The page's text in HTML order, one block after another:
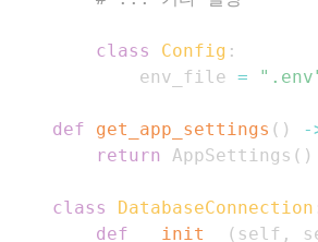
class Config :
        env_file
=
def get_app_settings ( ) -
return
AppSettings ( )
class DatabaseConnection
def
__init__ ( self ,